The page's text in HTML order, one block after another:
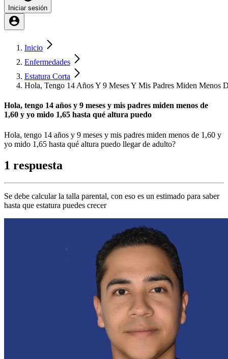
Iniciar sesión
Inicio
Enfermedades
Estatura Corta
Hola, Tengo 14 Años Y 9 Meses Y Mis Padres Miden Menos
Hola, tengo 14 años y 9 meses y mis padres miden menos de
1,60 y yo mido 1,65 hasta qué altura puedo
Hola, tengo 14 años y 9 meses y mis padres miden menos de 1,60 y
yo mido 1,65 hasta qué altura puedo llegar de adulto?
1 respuesta
Se debe calcular la talla parental, con eso es un estimado para saber
hasta que estatura puedes crecer